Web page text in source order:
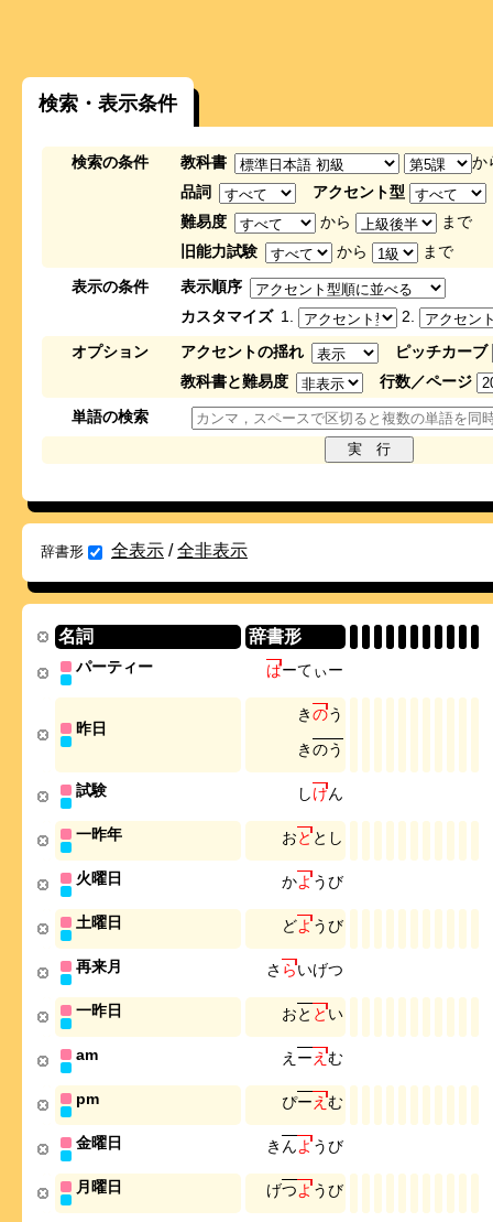
検索・表示条件
検索の条件 教科書
か
品詞
アクセント型
難易度
から
まで
旧能力試験
から
まで
表示の条件
表示順序
カスタマイズ 1.
2.
オプション
アクセントの揺れ
ピッチカーブ
教科書と難易度
行数／ページ
単語の検索
辞書形 全表示 /全非表示
名詞 辞書形
パーティー ぱーてぃー
昨日
きのう
きのう
試験 しけん
一昨年 おとと し
火曜日 かようび
土曜日 どようび
再来月 さ らいげつ
一昨日 おと とい
am え ーえむ
pm ぴーえむ
金曜日 き んようび
月曜日 げつようび